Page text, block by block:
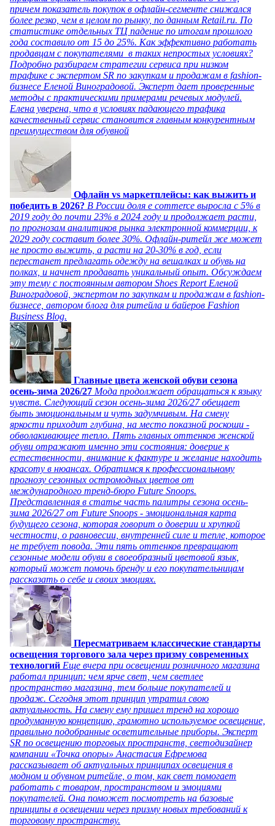
причем показатель покупок в офлайн-сегменте снижался
более резко, чем в целом по рынку, по данным Retail.ru. По
статистике отдельных ТЦ падение по итогам прошлого
года составило от 15 до 25%. Как эффективно работать
продавцам с покупателями в таких непростых условиях?
Подробно разбираем стратегии сервиса при низком
трафике с экспертом SR по закупкам и продажам в fashion-
бизнесе Еленой Виноградовой. Эксперт дает проверенные
методы с практическими примерами речевых модулей.
Елена уверена, что в условиях падающего трафика
качественный сервис становится главным конкурентным
преимуществом для обувной
Офлайн vs маркетплейсы: как выжить и
победить в 2026? В России доля e commerce выросла с 5% в
2019 году до почти 23% в 2024 году и продолжает расти,
по прогнозам аналитиков рынка электронной коммерции, к
2029 году составит более 30%. Офлайн-ритейл же может
не просто выжить, а расти на 20-30% в год, если
перестанет предлагать одежду на вешалках и обувь на
полках, и начнет продавать уникальный опыт. Обсуждаем
эту тему с постоянным автором Shoes Report Еленой
Виноградовой, экспертом по закупкам и продажам в fashion-
бизнесе, автором блога для ритейла и байеров Fashion
Business Blog.
Главные цвета женской обуви сезона
осень-зима 2026/27 Мода продолжает обращаться к языку
чувств. Следующий сезон осень-зима 2026/27 обещает
быть эмоциональным и чуть задумчивым. На смену
яркости приходит глубина, на место показной роскоши -
обволакивающее тепло. Пять главных оттенков женской
обуви отражают именно эти состояния: доверие к
естественности, внимание к фактуре и желание находить
красоту в нюансах. Обратимся к профессиональному
прогнозу сезонных остромодных цветов от
международного тренд-бюро Future Snoops.
Представленная в статье часть палитры сезона осень-
зима 2026/27 от Future Snoops - эмоциональная карта
будущего сезона, которая говорит о доверии и хрупкой
честности, о равновесии, внутренней силе и тепле, которое
не требует повода. Эти пять оттенков превращают
сезонные модели обуви в своеобразный цветовой язык,
который может помочь бренду и его покупательницам
рассказать о себе и своих эмоциях.
Пересматриваем классические стандарты
освещения торгового зала через призму современных
технологий Еще вчера при освещении розничного магазина
работал принцип: чем ярче свет, чем светлее
пространство магазина, тем больше покупателей и
продаж. Сегодня этот принцип утратил свою
актуальность. На смену ему пришел тренд на хорошо
продуманную концепцию, грамотно используемое освещение,
правильно подобранные осветительные приборы. Эксперт
SR по освещению торговых пространств, светодизайнер
компании «Точка опоры» Анастасия Ефремова
рассказывает об актуальных принципах освещения в
модном и обувном ритейле, о том, как свет помогает
работать с товаром, пространством и эмоциями
покупателей. Она поможет посмотреть на базовые
принципы в освещении через призму новых требований к
торговому пространству.